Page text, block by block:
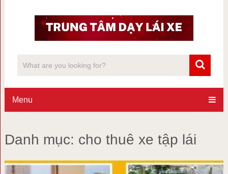
Menu
Danh mục: cho thuê xe tập lái